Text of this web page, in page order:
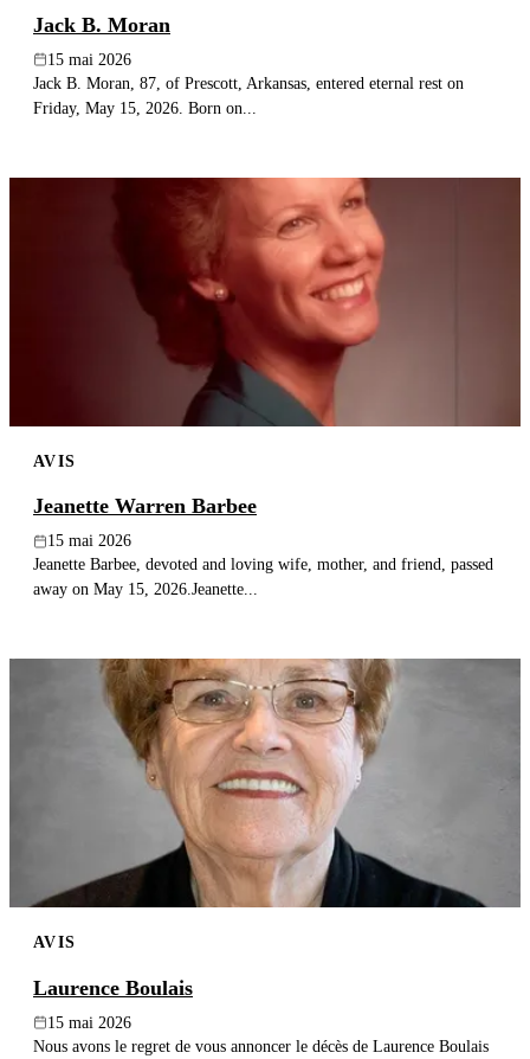
Jack B. Moran
15 mai 2026
Jack B. Moran, 87, of Prescott, Arkansas, entered eternal rest on
Friday, May 15, 2026. Born on...
AVIS
Jeanette Warren Barbee
15 mai 2026
Jeanette Barbee, devoted and loving wife, mother, and friend, passed
away on May 15, 2026.Jeanette...
AVIS
Laurence Boulais
15 mai 2026
Nous avons le regret de vous annoncer le décès de Laurence Boulais